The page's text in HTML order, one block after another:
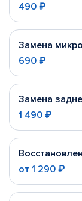
490 ₽
Замена
690 ₽
Замена
1 490 ₽
от 1 290 ₽